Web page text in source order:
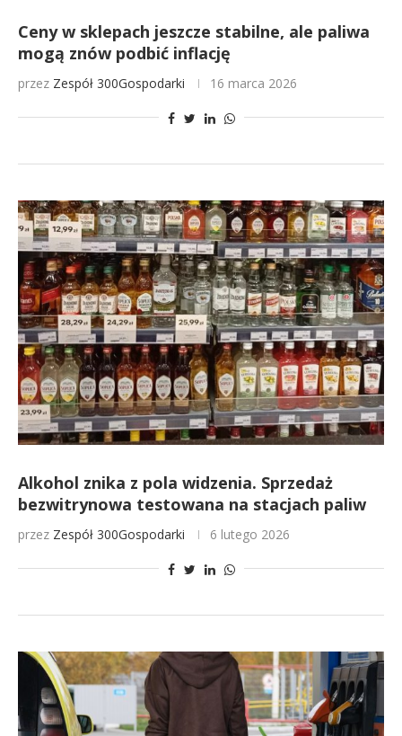
Ceny w sklepach jeszcze stabilne, ale paliwa
mogą znów podbić inflację
przez Zespół 300Gospodarki 16 marca 2026
Alkohol znika z pola widzenia. Sprzedaż
bezwitrynowa testowana na stacjach paliw
przez Zespół 300Gospodarki 6 lutego 2026